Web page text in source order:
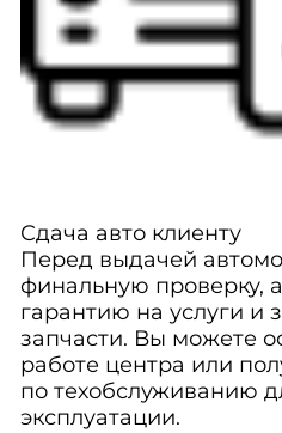
Сдача авто клиенту
Перед выдачей
финальную проверку,
гарантию на услуги и
запчасти. Вы можете
работе центра или
по техобслуживанию
эксплуатации.